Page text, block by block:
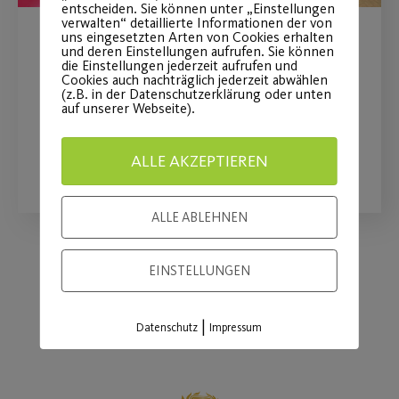
Sommerferienticket
Für Mitglieder und Nicht-Mitglieder
WEITERLESEN
entscheiden. Sie können unter „Einstellungen
verwalten“ detaillierte Informationen der von
uns eingesetzten Arten von Cookies erhalten
und deren Einstellungen aufrufen. Sie können
die Einstellungen jederzeit aufrufen und
Cookies auch nachträglich jederzeit abwählen
(z.B. in der Datenschutzerklärung oder unten
auf unserer Webseite).
ALLE AKZEPTIEREN
ALLE ABLEHNEN
EINSTELLUNGEN
Datenschutz |Impressum